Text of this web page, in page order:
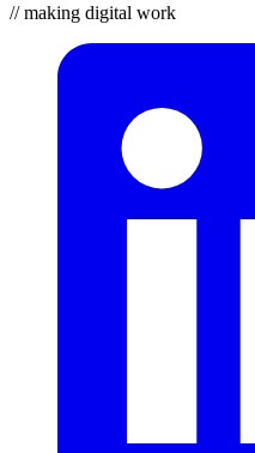
// making digital work